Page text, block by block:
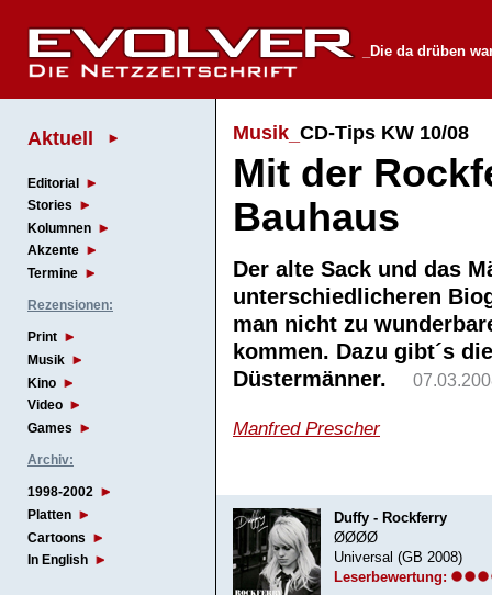
_Die da drüben
Aktuell
Editorial
Stories
Kolumnen
Akzente
Termine
Rezensionen:
Print
Musik
Kino
Video
Games
Archiv:
1998-2002
Platten
Cartoons
In English
Musik_ CD-Tips KW 10/08
Mit der
Bauhaus
Der alte Sack und das
unterschiedlicheren
man nicht zu
kommen. Dazu gibt´s
Düstermänner.
Manfred Prescher
Duffy - Rockferry
ØØØØ
Universal (GB 2008)
Leserbewertung: